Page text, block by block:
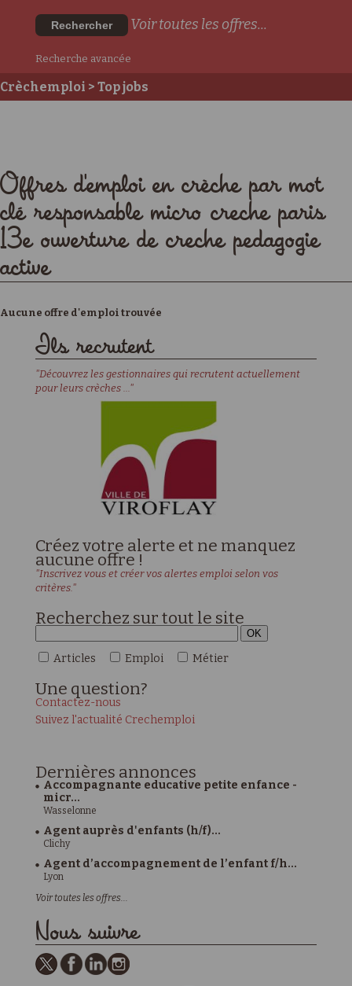
Rechercher Voir toutes les offres...
Recherche avancée
Crèchemploi > Top jobs
Offres d'emploi en crèche par mot
clé responsable micro creche paris
13e ouverture de creche pedagogie
active
Aucune offre d'emploi trouvée
Ils recrutent
"Découvrez les gestionnaires qui recrutent actuellement
pour leurs crèches ..."
Créez votre alerte et ne manquez
aucune offre !
"Inscrivez vous et créer vos alertes emploi selon vos
critères."
Recherchez sur tout le site
Articles Emploi Métier
Une question?
Contactez-nous
Suivez l'actualité Crechemploi
Dernières annonces
Accompagnante educative petite enfance -
micr...
Wasselonne
Agent auprès d'enfants (h/f)...
Clichy
Agent d’accompagnement de l’enfant f/h...
Lyon
Voir toutes les offres...
Nous suivre